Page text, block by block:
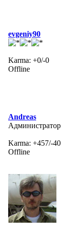
evgeniy90
Karma: +0/-0
Offline
Andreas
Администратор
Karma: +457/-40
Offline